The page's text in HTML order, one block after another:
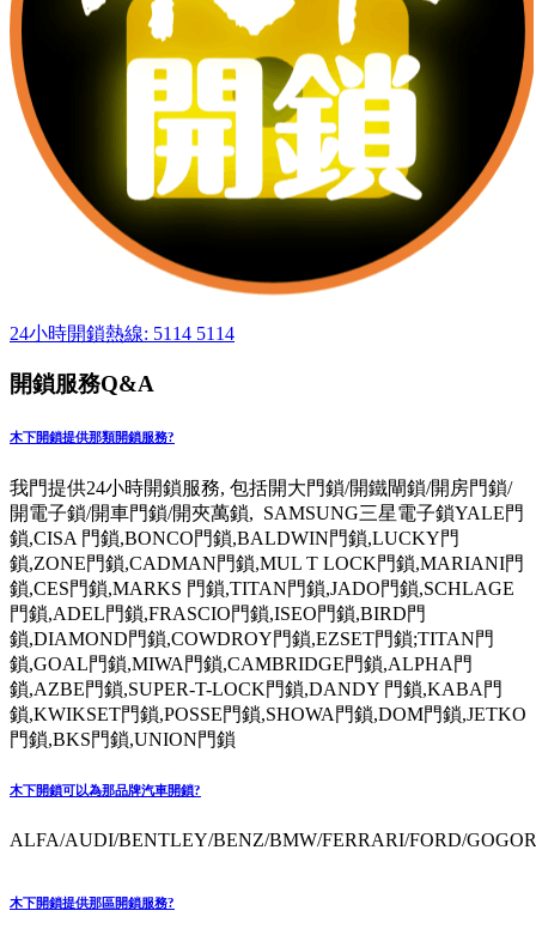
24小時開鎖熱線: 5114 5114
開鎖服務Q&A
木下開鎖提供那類開鎖服務?
我門提供24小時開鎖服務, 包括開大門鎖/開鐵閘鎖/開房門鎖/
開電子鎖/開車門鎖/開夾萬鎖, SAMSUNG三星電子鎖YALE門
鎖,CISA 門鎖,BONCO門鎖,BALDWIN門鎖,LUCKY門
鎖,ZONE門鎖,CADMAN門鎖,MUL T LOCK門鎖,MARIANI門
鎖,CES門鎖,MARKS 門鎖,TITAN門鎖,JADO門鎖,SCHLAGE
門鎖,ADEL門鎖,FRASCIO門鎖,ISEO門鎖,BIRD門
鎖,DIAMOND門鎖,COWDROY門鎖,EZSET門鎖;TITAN門
鎖,GOAL門鎖,MIWA門鎖,CAMBRIDGE門鎖,ALPHA門
鎖,AZBE門鎖,SUPER-T-LOCK門鎖,DANDY 門鎖,KABA門
鎖,KWIKSET門鎖,POSSE門鎖,SHOWA門鎖,DOM門鎖,JETKO
門鎖,BKS門鎖,UNION門鎖
木下開鎖可以為那品牌汽車開鎖?
ALFA/AUDI/BENTLEY/BENZ/BMW/FERRARI/FORD/
木下開鎖提供那區開鎖服務?